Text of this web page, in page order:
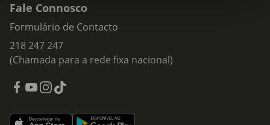
Fale Connosco
Formulário de Contacto
218 247 247
(Chamada para a rede fixa nacional)